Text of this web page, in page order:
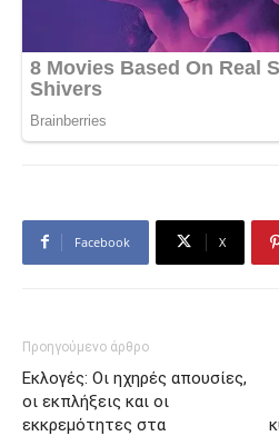
Facebook X
Προηγούμενο άρθρο
Εκλογές: Οι ηχηρές απουσίες,
οι εκπλήξεις και οι
εκκρεμότητες στα